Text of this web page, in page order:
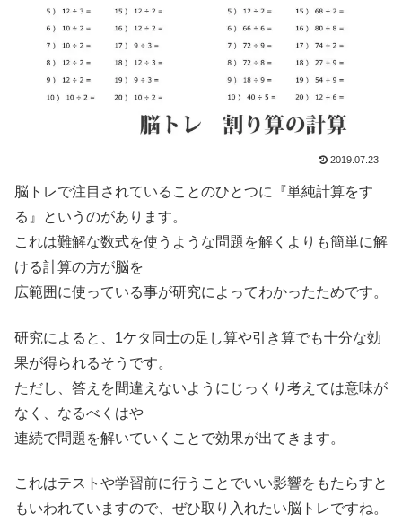
2019.07.23
脳トレで注目されていることのひとつに『単純計算をす
る』というのがあります。
これは難解な数式を使うような問題を解くよりも簡単に解
ける計算の方が脳を
広範囲に使っている事が研究によってわかったためです。
研究によると、1ケタ同士の足し算や引き算でも十分な効
果が得られるそうです。
ただし、答えを間違えないようにじっくり考えては意味が
なく、なるべくはや
連続で問題を解いていくことで効果が出てきます。
これはテストや学習前に行うことでいい影響をもたらすと
もいわれていますので、ぜひ取り入れたい脳トレですね。